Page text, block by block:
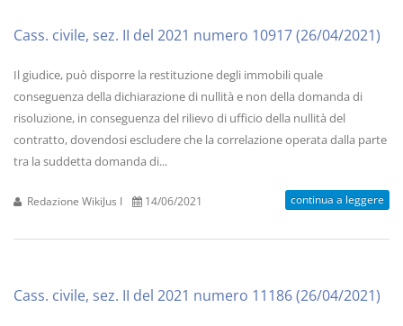
Cass. civile, sez. II del 2021 numero 10917 (26/04/2021)
Il giudice, può disporre la restituzione degli immobili quale
conseguenza della dichiarazione di nullità e non della domanda di
risoluzione, in conseguenza del rilievo di ufficio della nullità del
contratto, dovendosi escludere che la correlazione operata dalla parte
tra la suddetta domanda di...
Redazione WikiJus I 14/06/2021 continua a leggere
Cass. civile, sez. II del 2021 numero 11186 (26/04/2021)